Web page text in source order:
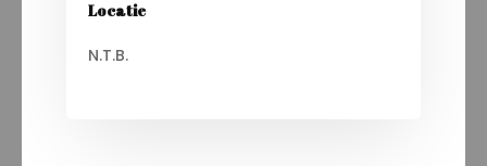
Locatie
N.T.B.